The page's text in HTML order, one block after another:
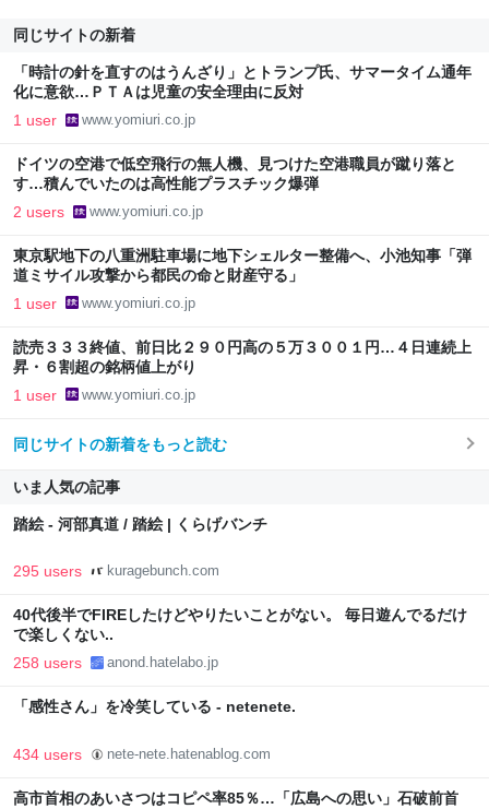
同じサイトの新着
「時計の針を直すのはうんざり」とトランプ氏、サマータイム通年
化に意欲…ＰＴＡは児童の安全理由に反対
1 user www.yomiuri.co.jp
ドイツの空港で低空飛行の無人機、見つけた空港職員が蹴り落と
す…積んでいたのは高性能プラスチック爆弾
2 users www.yomiuri.co.jp
東京駅地下の八重洲駐車場に地下シェルター整備へ、小池知事「弾
道ミサイル攻撃から都民の命と財産守る」
1 user www.yomiuri.co.jp
読売３３３終値、前日比２９０円高の５万３００１円…４日連続上
昇・６割超の銘柄値上がり
1 user www.yomiuri.co.jp
同じサイトの新着をもっと読む
いま人気の記事
踏絵 - 河部真道 / 踏絵 | くらげバンチ
295 users kuragebunch.com
40代後半でFIREしたけどやりたいことがない。 毎日遊んでるだけ
で楽しくない..
258 users anond.hatelabo.jp
「感性さん」を冷笑している - netenete.
434 users nete-nete.hatenablog.com
高市首相のあいさつはコピペ率85％…「広島への思い」石破前首